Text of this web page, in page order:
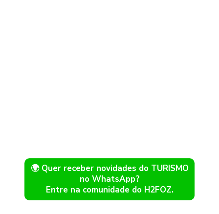
🌍 Quer receber novidades do TURISMO
no WhatsApp?
Entre na comunidade do H2FOZ.